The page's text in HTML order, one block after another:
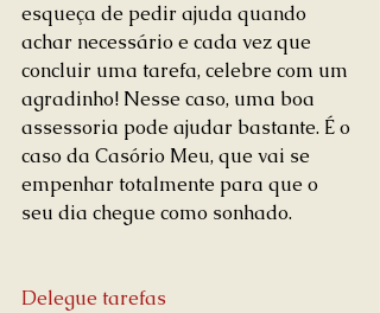
esqueça de pedir ajuda quando
achar necessário e cada vez que
concluir uma tarefa, celebre com um
agradinho! Nesse caso, uma boa
assessoria pode ajudar bastante. É o
caso da Casório Meu, que vai se
empenhar totalmente para que o
seu dia chegue como sonhado.
Delegue tarefas